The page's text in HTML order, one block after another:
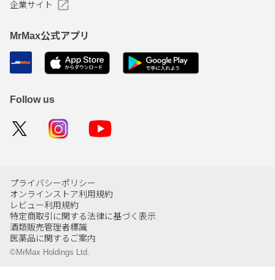
企業サイト
MrMax公式アプリ
Follow us
プライバシーポリシー
オンラインストア利用規約
レビュー利用規約
特定商取引に関する法律に基づく表示
酒類販売管理者標識
医薬品に関するご案内
©MrMax Holdings Ltd.